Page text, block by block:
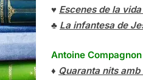
♥ Escenes de la
♣ La infantesa de
Antoine Compagnon
♦ Quaranta nits